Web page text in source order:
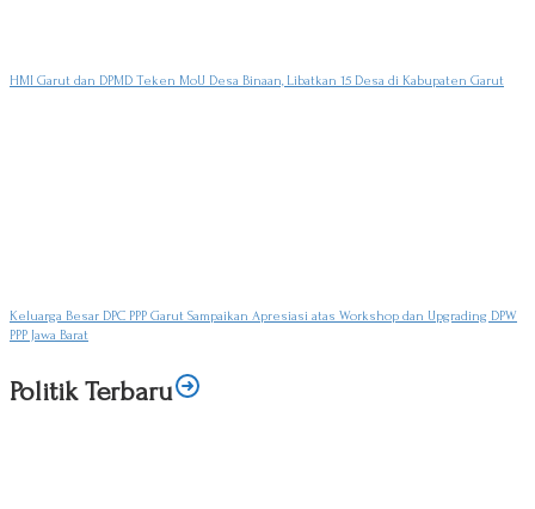
HMI Garut dan DPMD Teken MoU Desa Binaan, Libatkan 15 Desa di Kabupaten Garut
Keluarga Besar DPC PPP Garut Sampaikan Apresiasi atas Workshop dan Upgrading DPW
PPP Jawa Barat
Politik Terbaru